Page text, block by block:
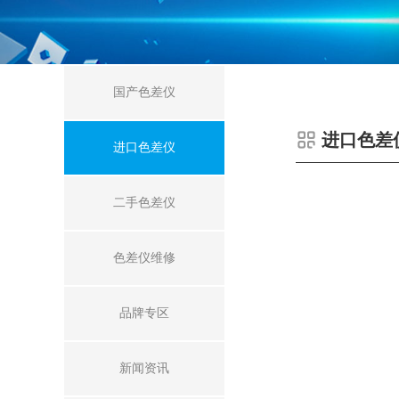
国产色差仪
进口色差仪
二手色差仪
色差仪维修
品牌专区
新闻资讯
进口色差